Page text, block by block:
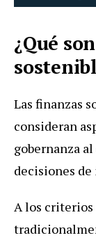
¿Qué
Las finanzas
consideran
gobernanza
decisiones
A los